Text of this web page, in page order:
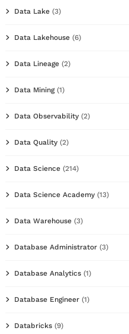
Data Lake (3)
Data Lakehouse (6)
Data Lineage (2)
Data Mining(1)
Data Observability (2)
Data Quality (2)
Data Science (214)
Data Science Academy (13)
Data Warehouse (3)
Database Administrator (3)
Database Analytics (1)
Database Engineer (1)
Databricks (9)